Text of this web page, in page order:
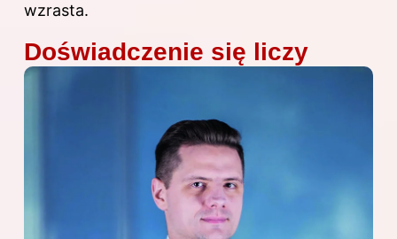
wzrasta.
Doświadczenie się liczy